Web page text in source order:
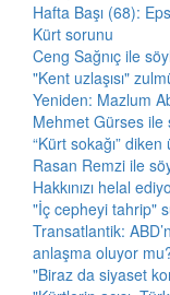
Hafta Başı (68):
Kürt sorunu
Ceng Sağnıç ile
"Kent uzlaşısı"
Yeniden: Mazlum
Mehmet Gürses ile
“Kürt sokağı”
Rasan Remzi ile
Hakkınızı helal
"İç cepheyi tahrip"
Transatlantik:
anlaşma oluyor
"Biraz da siyaset